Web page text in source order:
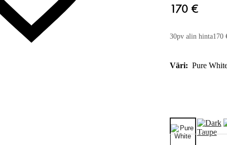
170 €
30pv alin hinta170
Väri: Pure